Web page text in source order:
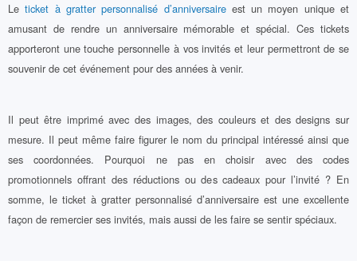
Leticket à gratter personnalisé d’anniversaireest un moyen unique et
amusant de rendre un anniversaire mémorable et spécial. Ces tickets
apporteront une touche personnelle à vos invités et leur permettront de se
souvenir de cet événement pour des années à venir.
Il peut être imprimé avec des images, des couleurs et des designs sur
mesure. Il peut même faire figurer le nom du principal intéressé ainsi que
ses coordonnées. Pourquoi ne pas en choisir avec des codes
promotionnels offrant des réductions ou des cadeaux pour l’invité ? En
somme, le ticket à gratter personnalisé d’anniversaire est une excellente
façon de remercier ses invités, mais aussi de les faire se sentir spéciaux.